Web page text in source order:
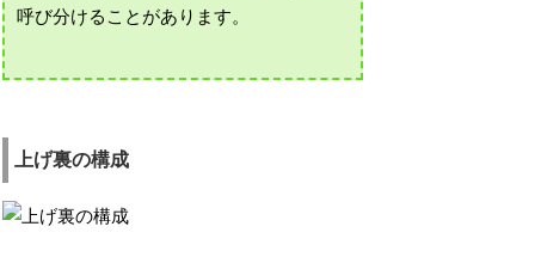
呼び分けることがあります。
上げ裏の構成